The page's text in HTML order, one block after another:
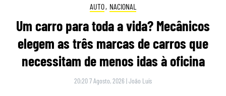
AUTO, NACIONAL
Um carro para toda a vida? Mecânicos
elegem as três marcas de carros que
necessitam de menos idas à oficina
20:20 7 Agosto, 2026 |João Luís